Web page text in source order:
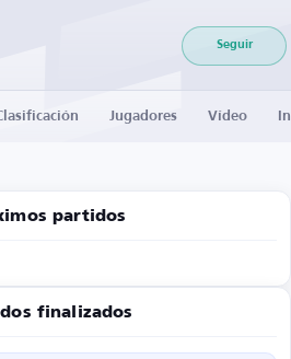
Seguir
Jugadores Vídeo
partidos
finalizados